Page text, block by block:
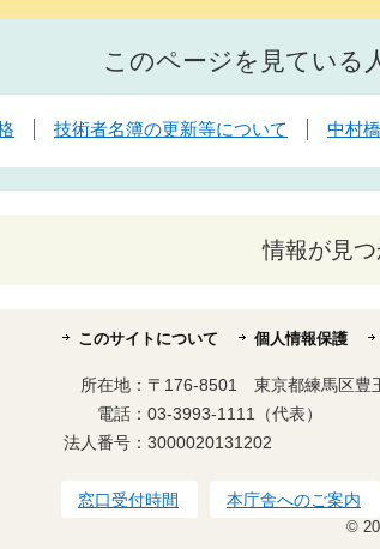
このページを見ている
技術者名簿の更新等について 中村
情報が見
このサイトについて 個人情報保護
所在地： 〒176-8501 東京都練馬区豊
電話： 03-3993-1111（代表）
法人番号： 3000020131202
窓口受付時間 本庁舎へのご案内
©